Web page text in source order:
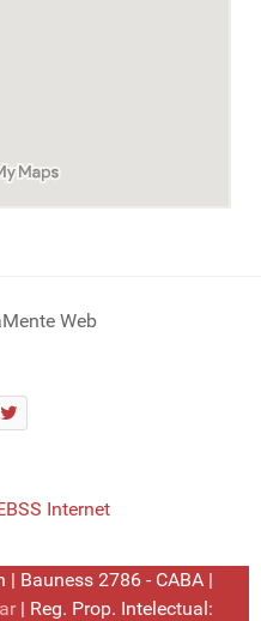
Web
Internet
Bauness 2786 - CABA |
| Reg. Prop. Intelectual: